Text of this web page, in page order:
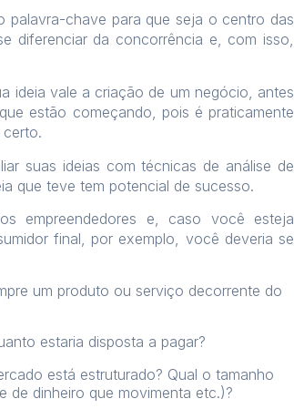
palavra-chave para que seja o centro das
diferenciar da concorrência e, com isso,
ideia vale a criação de um negócio, antes
estão começando, pois é praticamente
suas ideias com técnicas de análise de
que teve tem potencial de sucesso.
empreendedores e, caso você esteja
final, por exemplo, você deveria se
um produto ou serviço decorrente do
estaria disposta a pagar?
está estruturado? Qual o tamanho
de dinheiro que movimenta etc.)?